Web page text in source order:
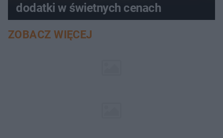
dodatki w świetnych cenach
ZOBACZ WIĘCEJ